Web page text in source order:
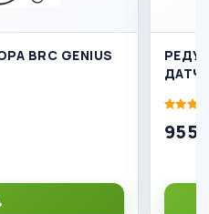
BRC GENIUS